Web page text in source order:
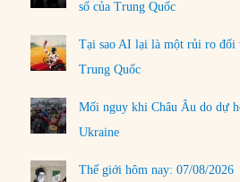
số của Trung Quốc
Tại sao AI lại là một rủi ro đối
Trung Quốc
Mối nguy khi Châu Âu do dự
Ukraine
Thế giới hôm nay: 07/08/2026